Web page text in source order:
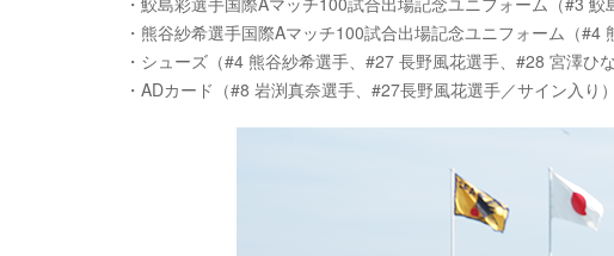
・熊谷紗希選手国際Aマッチ100試合出場記念ユニフォーム（#4
・シューズ（#4 熊谷紗希選手、#27 長野風花選手、#28 宮澤ひ
・ADカード（#8 岩渕真奈選手、#27長野風花選手／サイン入り）